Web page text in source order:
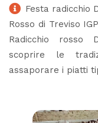
Festa radicchio
Rosso di Treviso
Radicchio rosso
scoprire le
assaporare i piatti